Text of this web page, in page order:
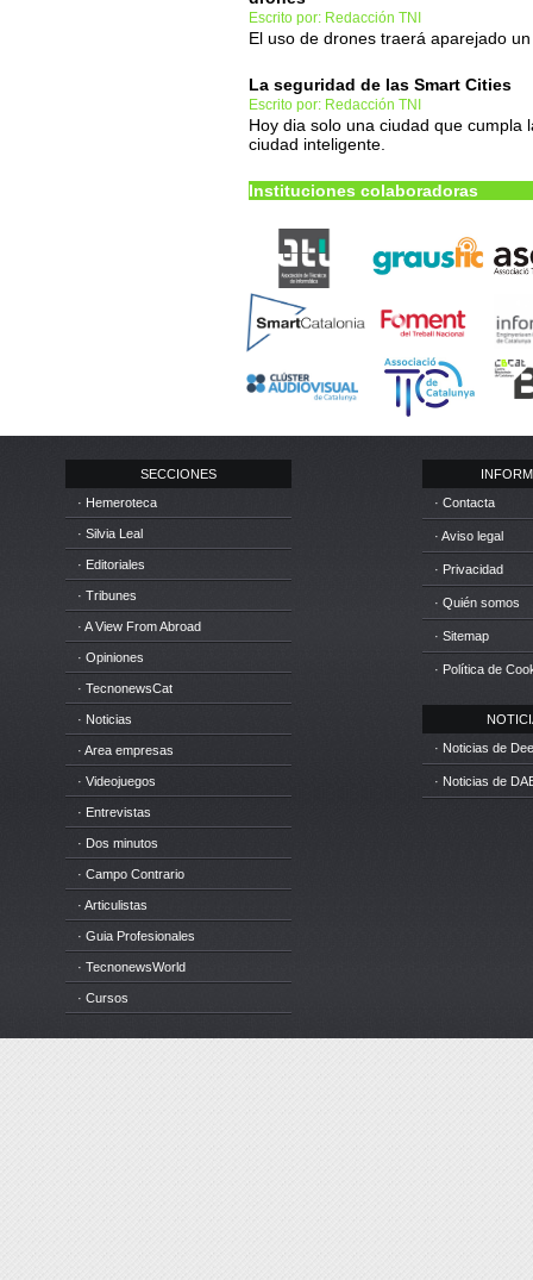
Escrito por: Redacción TNI
El uso de drones traerá aparejado
La seguridad de las Smart Cities
Escrito por: Redacción TNI
Hoy dia solo una ciudad que cumpla
ciudad inteligente.
Instituciones colaboradoras
SECCIONES
· Hemeroteca
· Silvia Leal
· Editoriales
· Tribunes
· A View From Abroad
· Opiniones
· TecnonewsCat
· Noticias
· Area empresas
· Videojuegos
· Entrevistas
· Dos minutos
· Campo Contrario
· Articulistas
· Guia Profesionales
· TecnonewsWorld
· Cursos
· Contacta
· Aviso legal
· Privacidad
· Quién somos
· Sitemap
· Política de
· Noticias de
· Noticias de